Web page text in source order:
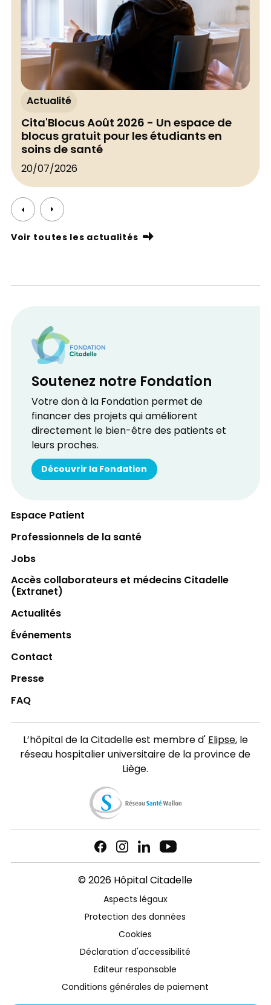
Actualité
Cita'Blocus Août 2026 - Un espace de
blocus gratuit pour les étudiants en
soins de santé
20/07/2026
Voir toutes les actualités
Soutenez notre Fondation
Votre don à la Fondation permet de
financer des projets qui améliorent
directement le bien-être des patients et
leurs proches.
Découvrir la Fondation
Espace Patient
Professionnels de la santé
Jobs
Accès collaborateurs et médecins Citadelle
(Extranet)
Actualités
Événements
Contact
Presse
FAQ
L’hôpital de la Citadelle est membre d'Elipse, le
réseau hospitalier universitaire de la province de
Liège.
© 2026 Hôpital Citadelle
Aspects légaux
Protection des données
Cookies
Déclaration d'accessibilité
Editeur responsable
Conditions générales de paiement